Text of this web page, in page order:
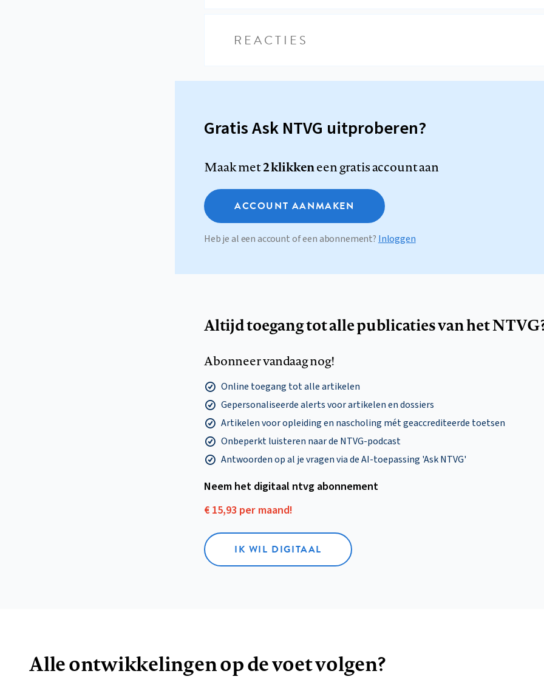
REACTIES
Gratis Ask NTVG uitproberen?
Maak met2 klikkeneen gratis account aan
ACCOUNT AANMAKEN
Heb je al een account of een abonnement? Inloggen
Altijd toegang tot alle publicaties van het
Abonneer vandaag nog!
Online toegang tot alle artikelen
Gepersonaliseerde alerts voor artikelen en dossiers
Artikelen voor opleiding en nascholing mét geaccrediteerde toetsen
Onbeperkt luisteren naar de NTVG-podcast
Antwoorden op al je vragen via de AI-toepassing 'Ask NTVG'
Neem het digitaal ntvg abonnement
€ 15,93 per maand!
IK WIL DIGITAAL
Alle ontwikkelingen op de voet volgen?